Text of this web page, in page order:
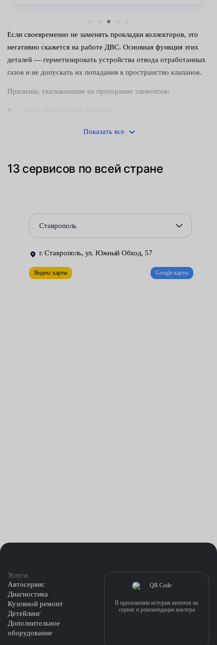
Если своевременно не заменять прокладки коллекторов, это
негативно скажется на работе ДВС. Основная функция этих
деталей — герметизировать устройства отвода отработанных
газов и не допускать их попадания в пространство клапанов.
Признаки, указывающие на прогорание элементов:
трудности с запуском двигателя;
Манжеты, сальники, уплотнители — слабое место любого
прочного асбеста, армированного сталью — они все равно
подвержены разрушению со временем.
В автосервисах Fresh Auto уплотнительные манжеты впуска и
выпуска заменяют оперативно и качественно. Наши
мотористы заодно проверят также общее функционирование
Показать все
13 сервисов по всей стране
Ставрополь
г. Ставрополь, ул. Южный Обход, 57
Яндекс карты Google карты
Услуги
Автосервис
Диагностика
Кузовной ремонт
Детейлинг
Дополнительное
оборудование
В приложении история визитов на
сервис и рекомендации мастера